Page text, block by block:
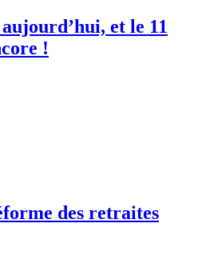
et le 11
!
des retraites